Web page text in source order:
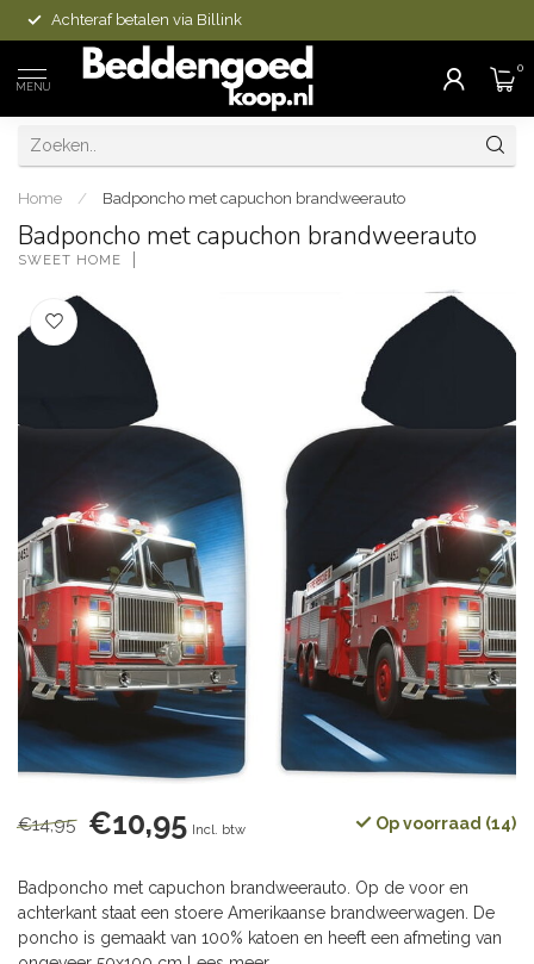
Achteraf betalen via Billink
MENU
0
Home / Badponcho met capuchon brandweerauto
Badponcho met capuchon brandweerauto
SWEET HOME
€14,95 €10,95 Incl. btw Op voorraad (14)
Badponcho met capuchon brandweerauto. Op de voor en
achterkant staat een stoere Amerikaanse brandweerwagen. De
poncho is gemaakt van 100% katoen en heeft een afmeting van